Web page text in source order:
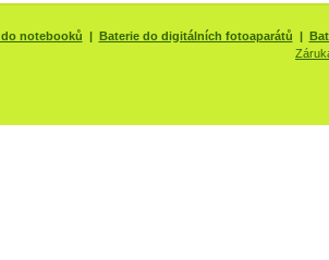
notebooků | Baterie do digitálních fotoaparátů |